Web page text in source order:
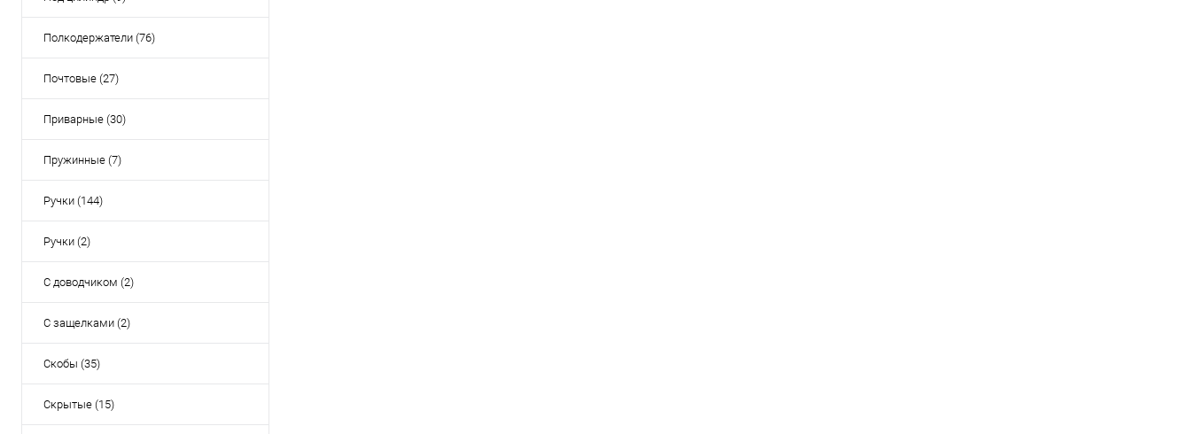
Полкодержатели (76)
Почтовые (27)
Приварные (30)
Пружинные (7)
Ручки (144)
Ручки (2)
С доводчиком (2)
С защелками (2)
Скобы (35)
Скрытые (15)